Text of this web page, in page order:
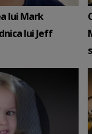
lui Mark
lui Jeff